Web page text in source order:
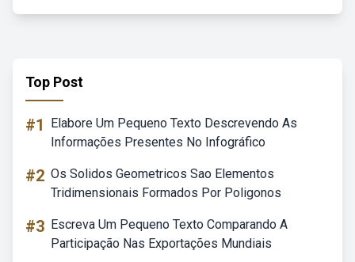
Top Post
#1
Elabore Um Pequeno Texto Descrevendo As
Informações Presentes No Infográfico
#2 Os Solidos Geometricos Sao Elementos
Tridimensionais Formados Por Poligonos
#3 Escreva Um Pequeno Texto Comparando A
Participação Nas Exportações Mundiais